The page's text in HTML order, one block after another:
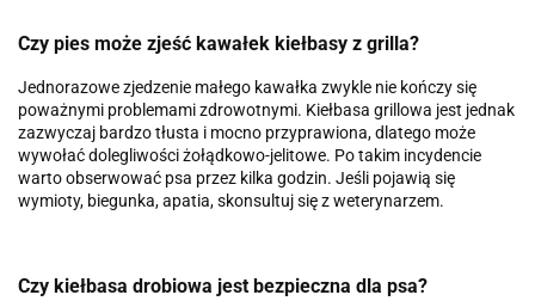
Czy pies może zjeść kawałek kiełbasy z grilla?
Jednorazowe zjedzenie małego kawałka zwykle nie kończy się
poważnymi problemami zdrowotnymi. Kiełbasa grillowa jest jednak
zazwyczaj bardzo tłusta i mocno przyprawiona, dlatego może
wywołać dolegliwości żołądkowo-jelitowe. Po takim incydencie
warto obserwować psa przez kilka godzin. Jeśli pojawią się
wymioty, biegunka, apatia, skonsultuj się z weterynarzem.
Czy kiełbasa drobiowa jest bezpieczna dla psa?